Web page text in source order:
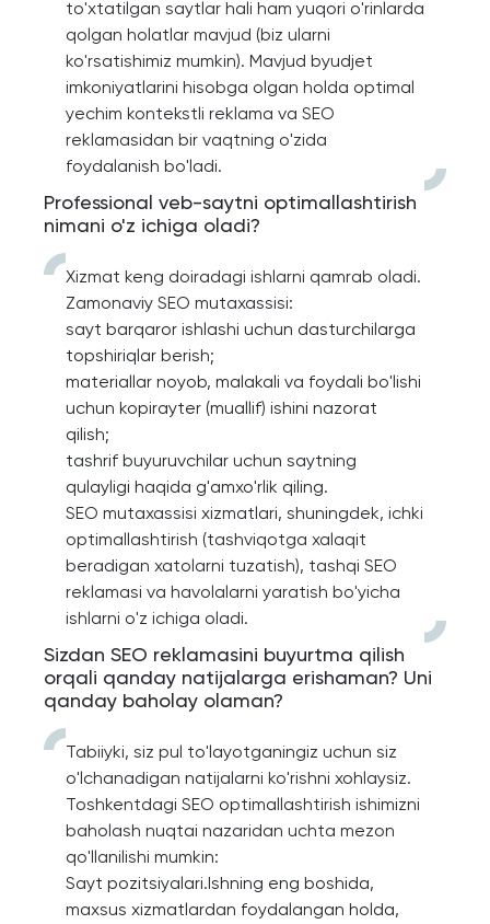
to'xtatilgan saytlar hali ham yuqori o'rinlarda
qolgan holatlar mavjud (biz ularni
ko'rsatishimiz mumkin). Mavjud byudjet
imkoniyatlarini hisobga olgan holda optimal
yechim kontekstli reklama va SEO
reklamasidan bir vaqtning o'zida
foydalanish bo'ladi.
Professional veb-saytni optimallashtirish
nimani o'z ichiga oladi?
Xizmat keng doiradagi ishlarni qamrab oladi.
Zamonaviy SEO mutaxassisi:
sayt barqaror ishlashi uchun dasturchilarga
topshiriqlar berish;
materiallar noyob, malakali va foydali bo'lishi
uchun kopirayter (muallif) ishini nazorat
qilish;
tashrif buyuruvchilar uchun saytning
qulayligi haqida g'amxo'rlik qiling.
SEO mutaxassisi xizmatlari, shuningdek, ichki
optimallashtirish (tashviqotga xalaqit
beradigan xatolarni tuzatish), tashqi SEO
reklamasi va havolalarni yaratish bo'yicha
ishlarni o'z ichiga oladi.
Sizdan SEO reklamasini buyurtma qilish
orqali qanday natijalarga erishaman? Uni
qanday baholay olaman?
Tabiiyki, siz pul to'layotganingiz uchun siz
o'lchanadigan natijalarni ko'rishni xohlaysiz.
Toshkentdagi SEO optimallashtirish ishimizni
baholash nuqtai nazaridan uchta mezon
qo'llanilishi mumkin:
Sayt pozitsiyalari.Ishning eng boshida,
maxsus xizmatlardan foydalangan holda,